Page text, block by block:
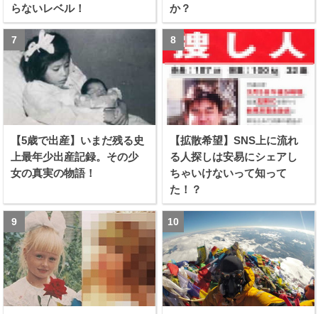
らないレベル！
か？
【5歳で出産】いまだ残る史
上最年少出産記録。その少
女の真実の物語！
【拡散希望】SNS上に流れ
る人探しは安易にシェアし
ちゃいけないって知って
た！？